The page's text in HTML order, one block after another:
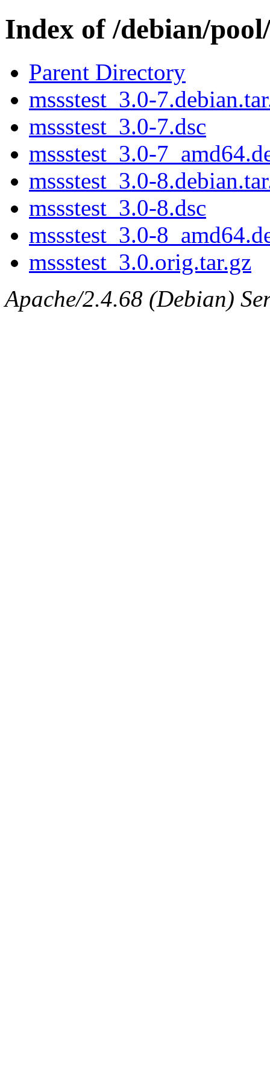
Index of /debian/
Parent Directory
mssstest_3.0-
mssstest_3.0-7.dsc
mssstest_3.0-
mssstest_3.0-
mssstest_3.0-8.dsc
mssstest_3.0-
mssstest_3.0.orig.tar.gz
Apache/2.4.68 (Debian)